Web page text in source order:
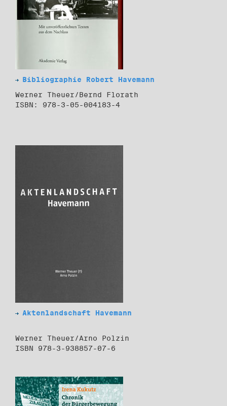
Bibliographie Robert Havemann
Werner Theuer/Bernd Florath
ISBN: 978-3-05-004183-4
Aktenlandschaft Havemann
Werner Theuer/Arno Polzin
ISBN 978-3-938857-07-6